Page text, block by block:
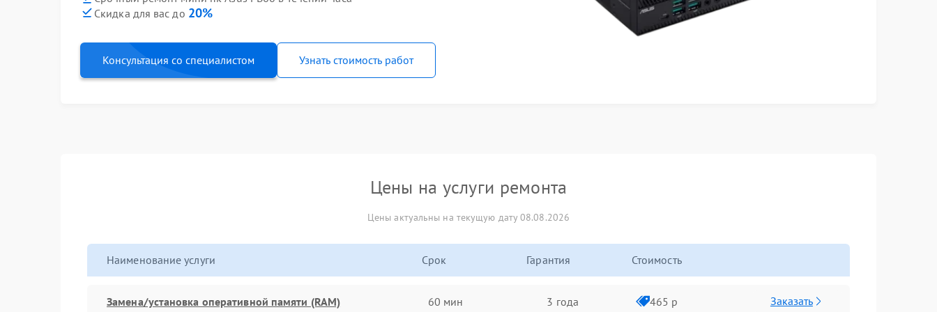
Скидка для вас до 20%
Консультация со специалистом Узнать стоимость работ
Цены на услуги ремонта
Цены актуальны на текущую дату 08.08.2026
Наименование услуги Срок Гарантия Стоимость
Замена/установка оперативной памяти (RAM) 60 мин 3 года 465 р Заказать